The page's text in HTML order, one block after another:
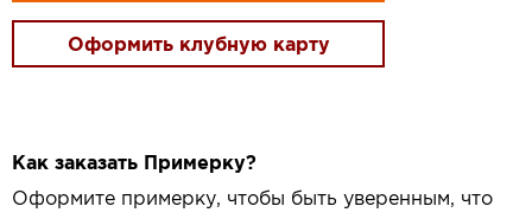
Оформить клубную карту
Как заказать Примерку?
Оформите примерку, чтобы быть уверенным, что